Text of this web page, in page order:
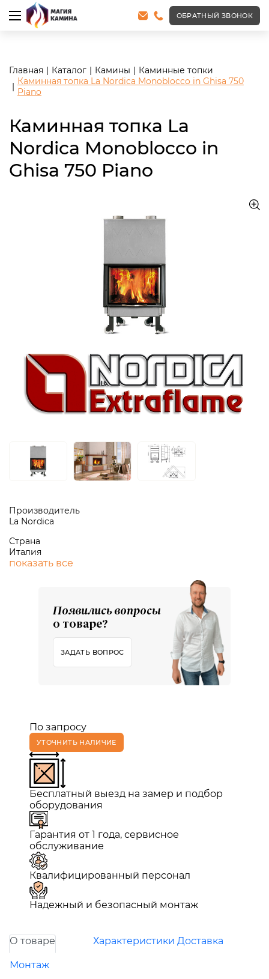
<meta name="robots" content="noindex, follow"/>
ОБРАТНЫЙ ЗВОНОК
Главная Каталог Камины
Каминные топки
Каминная топка La Nordica Monoblocco in Ghisa 750
Piano
Каминная топка La
Nordica Monoblocco in
Ghisa 750 Piano
Производитель
La Nordica
Страна
Италия
показать все
Появились вопросы
о товаре?
ЗАДАТЬ ВОПРОС
По запросу
УТОЧНИТЬ НАЛИЧИЕ
Бесплатный выезд на замер и подбор
оборудования
Гарантия от 1 года, сервисное
обслуживание
Квалифицированный персонал
Надежный и безопасный монтаж
О товаре Характеристики Доставка
Монтаж